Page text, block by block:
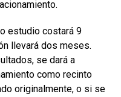
estudio costará 9
llevará dos meses.
se dará a
como recinto
originalmente, o si se